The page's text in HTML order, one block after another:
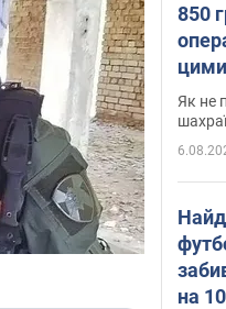
850
Як не
на